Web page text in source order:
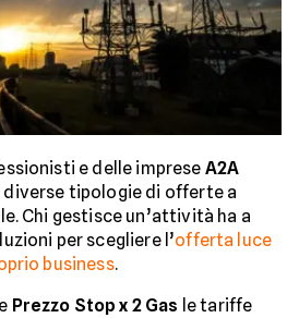
e delle imprese A2A
diverse tipologie di offerte a
Chi gestisce un’attività ha a
per scegliere l’offerta luce
business.
e Prezzo Stop x 2 Gas le tariffe